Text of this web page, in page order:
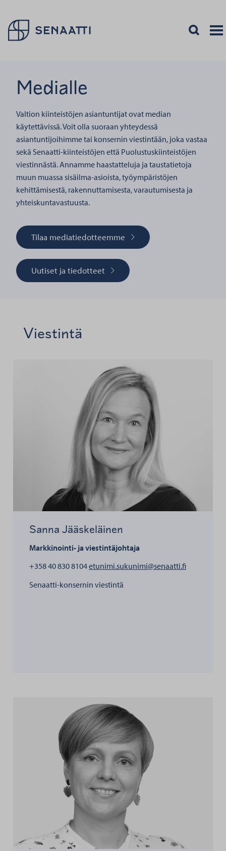
Palaa takaisin etusivulle
Avaa haku
Medialle
Valtion kiinteistöjen asiantuntijat ovat median
käytettävissä. Voit olla suoraan yhteydessä
asiantuntijoihimme tai konsernin viestintään, joka vastaa
sekä Senaatti-kiinteistöjen että Puolustuskiinteistöjen
viestinnästä. Annamme haastatteluja ja taustatietoja
muun muassa sisäilma-asioista, työympäristöjen
kehittämisestä, rakennuttamisesta, varautumisesta ja
yhteiskuntavastuusta.
Tilaa mediatiedotteemme
Uutiset ja tiedotteet
Viestintä
Sanna Jääskeläinen
Markkinointi- ja viestintäjohtaja
+358 40 830 8104etunimi.sukunimi@senaatti.fihenkilölle
Senaatti-konsernin viestintä